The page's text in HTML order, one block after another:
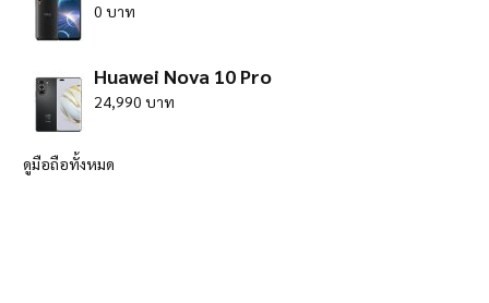
0 บาท
Huawei Nova 10 Pro
24,990 บาท
ดูมือถือทั้งหมด